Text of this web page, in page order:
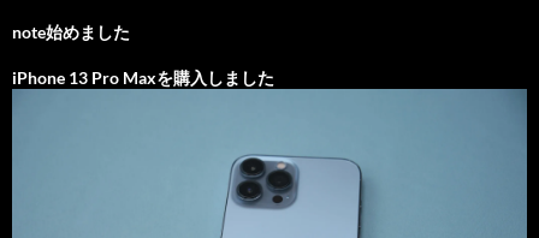
note始めました
iPhone 13 Pro Maxを購入しました